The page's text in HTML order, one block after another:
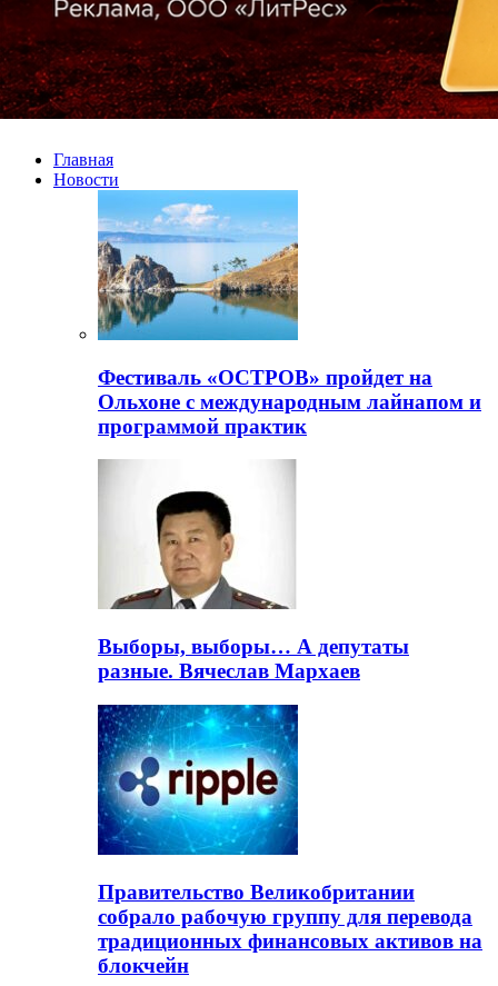
Главная
Новости
Фестиваль «ОСТРОВ» пройдет на
Ольхоне с международным лайнапом и
программой практик
Выборы, выборы… А депутаты
разные. Вячеслав Мархаев
Правительство Великобритании
собрало рабочую группу для перевода
традиционных финансовых активов на
блокчейн